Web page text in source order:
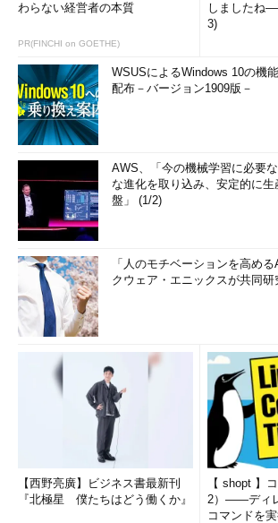
わらない経営者の本質
PR(FINCHI on GOETHE)
しましたね
3)
WSUSによるWindows 10の機
配布－バージョン1909版－
AWS、「今の機械学習に必要
な進化を取り込み、安定的に
盤」 (1/2)
「人のモチベーションを高め
クウェア・エニックスが共同研
【西野亮廣】ビジネス書最新刊
『北極星 僕たちはどう働くか』
【 shopt 】
2）――ディ
コマンドを